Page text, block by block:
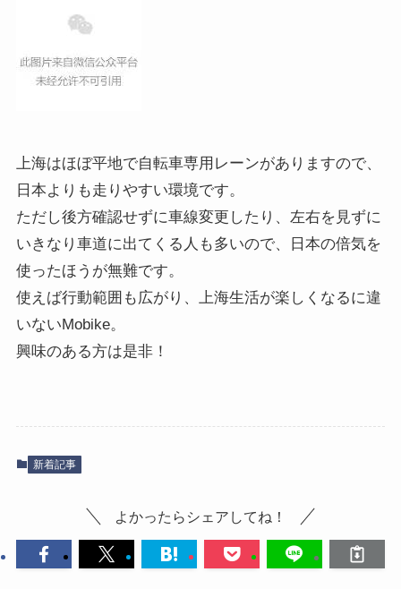
上海はほぼ平地で自転車専用レーンがありますので、
日本よりも走りやすい環境です。
ただし後方確認せずに車線変更したり、左右を見ずに
いきなり車道に出てくる人も多いので、日本の倍気を
使ったほうが無難です。
使えば行動範囲も広がり、上海生活が楽しくなるに違
いないMobike。
興味のある方は是非！
新着記事
よかったらシェアしてね！